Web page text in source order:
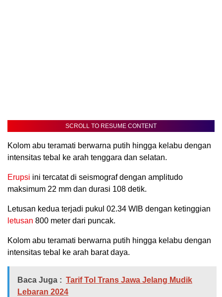
SCROLL TO RESUME CONTENT
Kolom abu teramati berwarna putih hingga kelabu dengan
intensitas tebal ke arah tenggara dan selatan.
Erupsi ini tercatat di seismograf dengan amplitudo
maksimum 22 mm dan durasi 108 detik.
Letusan kedua terjadi pukul 02.34 WIB dengan ketinggian
letusan 800 meter dari puncak.
Kolom abu teramati berwarna putih hingga kelabu dengan
intensitas tebal ke arah barat daya.
Baca Juga : Tarif Tol Trans Jawa Jelang Mudik
Lebaran 2024